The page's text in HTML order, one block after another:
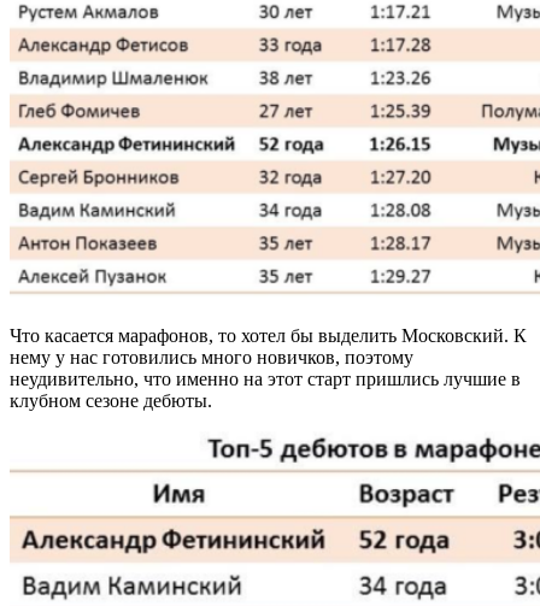
Что касается марафонов, то хотел бы выделить Московский. К
нему у нас готовились много новичков, поэтому
неудивительно, что именно на этот старт пришлись лучшие в
клубном сезоне дебюты.